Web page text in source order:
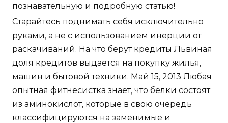
познавательную и подробную статью!
Старайтесь поднимать себя исключительно
руками, а не с использованием инерции от
раскачиваний. На что берут кредиты Львиная
доля кредитов выдается на покупку жилья,
машин и бытовой техники. Май 15, 2013 Любая
опытная фитнесистка знает, что белки состоят
из аминокислот, которые в свою очередь
классифицируются на заменимые и